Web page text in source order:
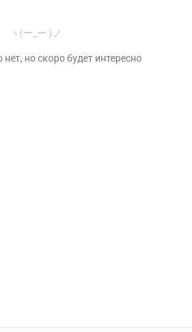
ヽ(ー_ー )ノ
нет, но скоро будет интересно